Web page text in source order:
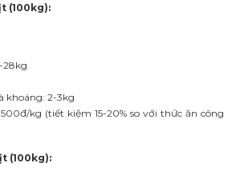
(100kg):
28kg
khoáng: 2-3kg
kg (tiết kiệm 15-20% so với thức ăn công
(100kg):